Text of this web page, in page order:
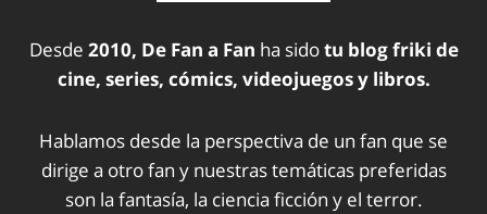
Desde 2010, De Fan a Fan ha sidotu blog friki de
cine, series, cómics, videojuegos y libros.
Hablamos desde la perspectiva de un fan que se
dirige a otro fan y nuestras temáticas preferidas
son la fantasía, la ciencia ficción y el terror.